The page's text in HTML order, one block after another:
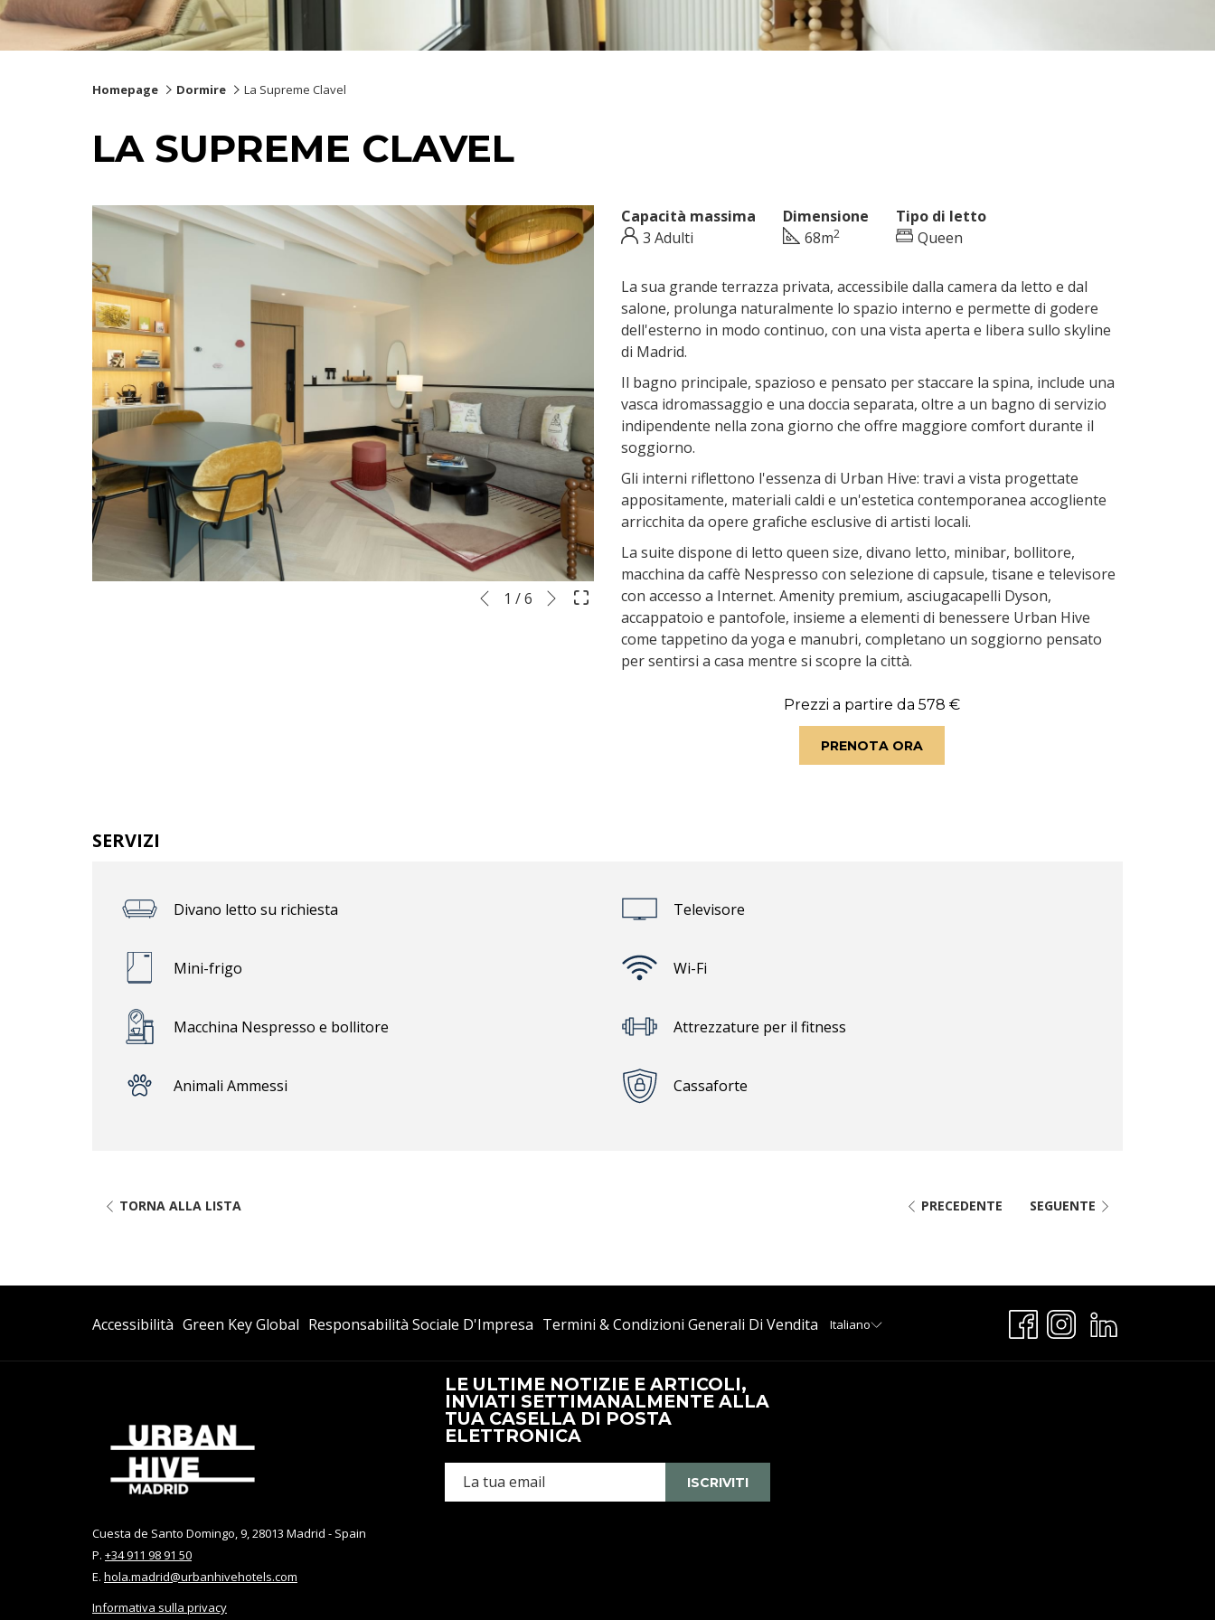
Homepage Dormire La Supreme Clavel
LA SUPREME CLAVEL
Pulsanti
Cliccando
Precedente
1 /6 Seguente
Capacità massima
3 Adulti
Dimensione
68m2
Tipo di letto
Queen
La sua grande terrazza privata, accessibile dalla camera da letto e dal
salone, prolunga naturalmente lo spazio interno e permette di godere
dell'esterno in modo continuo, con una vista aperta e libera sullo skyline
di Madrid.
Il bagno principale, spazioso e pensato per staccare la spina, include una
vasca idromassaggio e una doccia separata, oltre a un bagno di servizio
indipendente nella zona giorno che offre maggiore comfort durante il
soggiorno.
Gli interni riflettono l'essenza di Urban Hive: travi a vista progettate
appositamente, materiali caldi e un'estetica contemporanea accogliente
arricchita da opere grafiche esclusive di artisti locali.
La suite dispone di letto queen size, divano letto, minibar, bollitore,
macchina da caffè Nespresso con selezione di capsule, tisane e televisore
con accesso a Internet. Amenity premium, asciugacapelli Dyson,
accappatoio e pantofole, insieme a elementi di benessere Urban Hive
come tappetino da yoga e manubri, completano un soggiorno pensato
per sentirsi a casa mentre si scopre la città.
Prezzi a partire da 578 €
PRENOTA ORA
SERVIZI
Divano letto su richiesta Televisore
Mini-frigo Wi-Fi
Macchina Nespresso e bollitore Attrezzature per il fitness
Animali Ammessi Cassaforte
TORNA ALLA LISTA PRECEDENTE SEGUENTE
Accessibilità Green Key Global Si
In
Responsabilità Sociale D'Impresa Termini & Condizioni Generali Di Vendita Italiano
Cuesta de Santo Domingo, 9, 28013 Madrid - Spain
P. +34 911 98 91 50
E. hola.madrid@urbanhivehotels.com
Informativa sulla privacy
LE ULTIME NOTIZIE E ARTICOLI,
INVIATI SETTIMANALMENTE ALLA
TUA CASELLA DI POSTA
ELETTRONICA
ISCRIVITI